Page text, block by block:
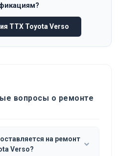
ТТХ Toyota Verso
вопросы о ремонте
на ремонт
Verso?